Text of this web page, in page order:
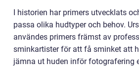
I historien har primers utvecklats
passa olika hudtyper och behov.
användes primers främst av
sminkartister för att få sminket att
jämna ut huden inför fotografering